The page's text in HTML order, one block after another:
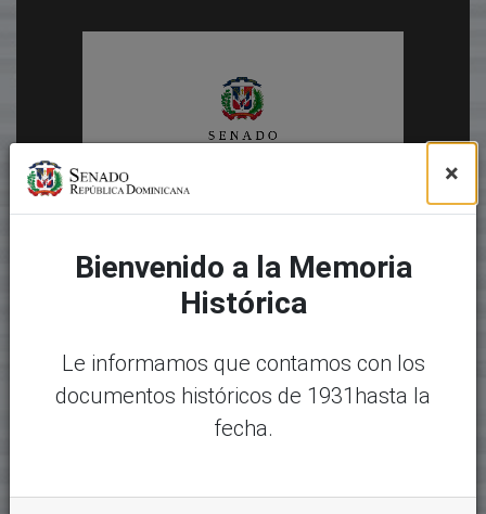
×
Bienvenido a la Memoria
Histórica
Le informamos que contamos con los
documentos históricos de 1931hasta la
fecha.